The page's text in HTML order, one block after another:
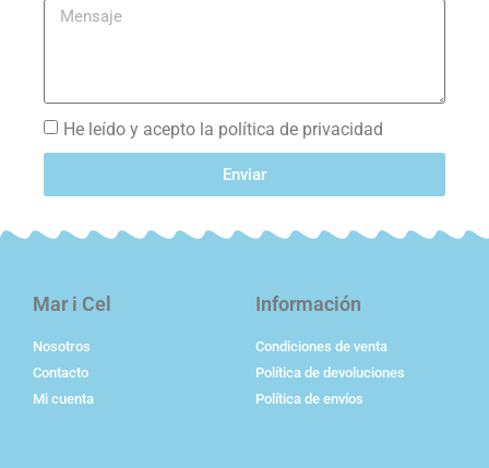
He leído y acepto la política de privacidad
Enviar
Mar i Cel
Nosotros
Contacto
Mi cuenta
Información
Condiciones de venta
Política de devoluciones
Política de envíos